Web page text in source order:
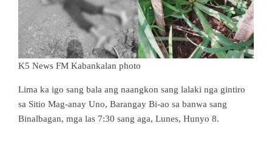
K5 News FM Kabankalan photo
Lima ka igo sang bala ang naangkon sang lalaki nga gintiro
sa Sitio Mag-anay Uno, Barangay Bi-ao sa banwa sang
Binalbagan, mga las 7:30 sang aga, Lunes, Hunyo 8.